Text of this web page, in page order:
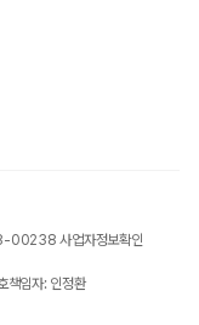
00238 사업자정보확인
임자: 인정환